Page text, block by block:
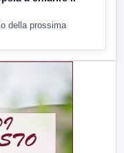
della prossima